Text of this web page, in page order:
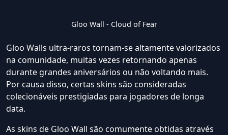
Gloo Wall - Cloud of Fear
Gloo Walls ultra-raros tornam-se altamente valorizados
na comunidade, muitas vezes retornando apenas
durante grandes aniversários ou não voltando mais.
Por causa disso, certas skins são consideradas
colecionáveis prestigiadas para jogadores de longa
data.
As skins de Gloo Wall são comumente obtidas através